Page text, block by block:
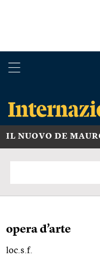
IL NUOVO DE
opera d’arte
loc.s.f.